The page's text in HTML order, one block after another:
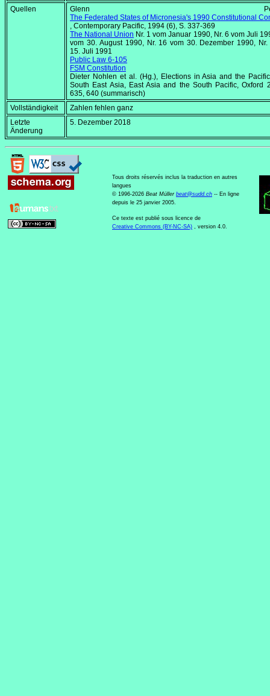
Quellen
Glenn
The Federated States of Micronesia's 1990 Constitutional
, Contemporary Pacific, 1994 (6), S. 337-369
The National Union Nr. 1 vom Januar 1990, Nr. 6 vom Juli
vom 30. August 1990, Nr. 16 vom 30. Dezember 1990, Nr.
15. Juli 1991
Public Law 6-105
FSM Constitution
Dieter Nohlen et al. (Hg.), Elections in Asia and the
South East Asia, East Asia and the South Pacific, Oxford
635, 640 (summarisch)
Vollständigkeit
Zahlen fehlen ganz
Letzte
Änderung
5. Dezember 2018
Tous droits réservés inclus la traduction en autres
langues
© 1996-2026 Beat Müller beat@sudd.ch -- En ligne
depuis le 25 janvier 2005.
Ce texte est publié sous licence de
Creative Commons (BY-NC-SA) , version 4.0.